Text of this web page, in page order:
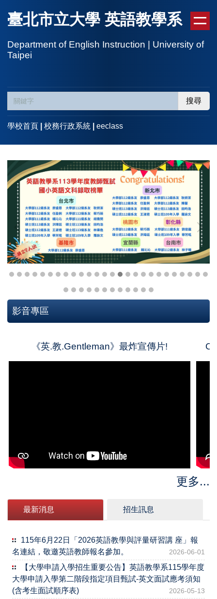
到
要
內
臺北市立大學 英語教學系
Department of English Instruction | University of
Taipei
搜尋
學校首頁 校務行政系統 eeclass
影音專區
《英.教.Gentleman》最炸宣傳片!
更多...
最新消息 招生訊息
115年6月22日「2026英語教學與評量研習講 座」報
名連結，敬邀英語教師報名參加。
2026-06-01
【大學申請入學招生重要公告】英語教學系115學年度
大學申請入學第二階段指定項目甄試-英文面試應考須知
(含考生面試順序表)
2026-05-13